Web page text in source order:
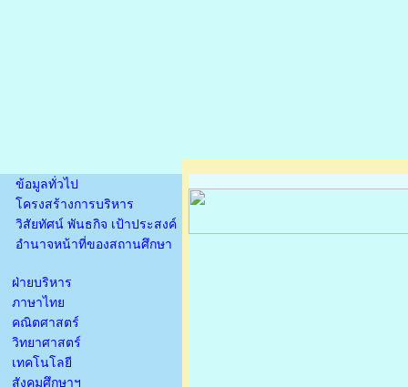
ข้อมูลทั่วไป
โครงสร้างการบริหาร
วิสัยทัศน์ พันธกิจ เป้าประสงค์
อำนาจหน้าที่ของสถานศึกษา
ฝ่ายบริหาร
ภาษาไทย
คณิตศาสตร์
วิทยาศาสตร์
เทคโนโลยี
สังคมศึกษาฯ